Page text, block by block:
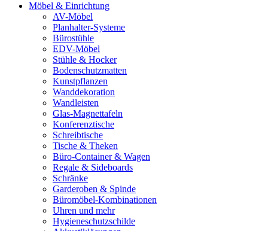
Möbel & Einrichtung
AV-Möbel
Planhalter-Systeme
Bürostühle
EDV-Möbel
Stühle & Hocker
Bodenschutzmatten
Kunstpflanzen
Wanddekoration
Wandleisten
Glas-Magnettafeln
Konferenztische
Schreibtische
Tische & Theken
Büro-Container & Wagen
Regale & Sideboards
Schränke
Garderoben & Spinde
Büromöbel-Kombinationen
Uhren und mehr
Hygieneschutzschilde